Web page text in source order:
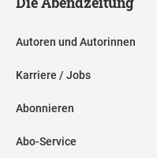
Autoren und Autorinnen
Karriere / Jobs
Abonnieren
Abo-Service